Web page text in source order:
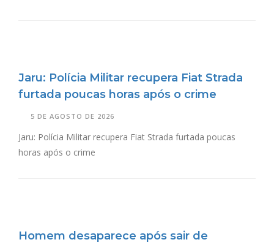
Jaru: Polícia Militar recupera Fiat Strada
furtada poucas horas após o crime
5 DE AGOSTO DE 2026
Jaru: Polícia Militar recupera Fiat Strada furtada poucas
horas após o crime
Homem desaparece após sair de